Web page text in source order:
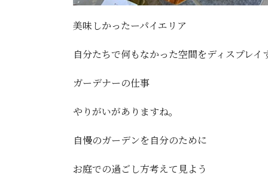
美味しかったーパイエリア
自分たちで何もなかった空間をディスプレイ
ガーデナーの仕事
やりがいがありますね。
自慢のガーデンを自分のために
お庭での過ごし方考えて見よう